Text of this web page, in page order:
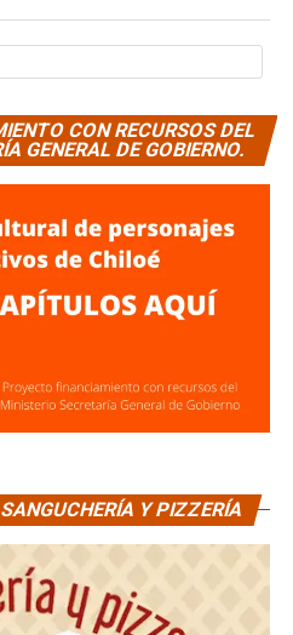
CON RECURSOS DEL
GENERAL DE GOBIERNO.
Y PIZZERÍA